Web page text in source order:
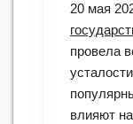
20 мая
провела
влияют